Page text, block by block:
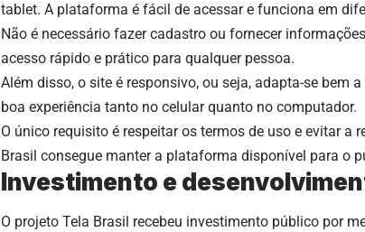
tablet. A plataforma é fácil de acessar e funciona em
Não é necessário fazer cadastro ou fornecer
acesso rápido e prático para qualquer pessoa.
Além disso, o site é responsivo, ou seja, adapta-se bem
boa experiência tanto no celular quanto no computador.
O único requisito é respeitar os termos de uso e evitar a
Brasil consegue manter a plataforma disponível para o
Investimento e
O projeto Tela Brasil recebeu investimento público por